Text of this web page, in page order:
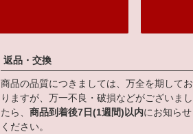
返品・交換
商品の品質につきましては、万全を期してお
りますが、万一不良・破損などがございまし
たら、 商品到着後7日(1週間)以内にお知らせ
ください。